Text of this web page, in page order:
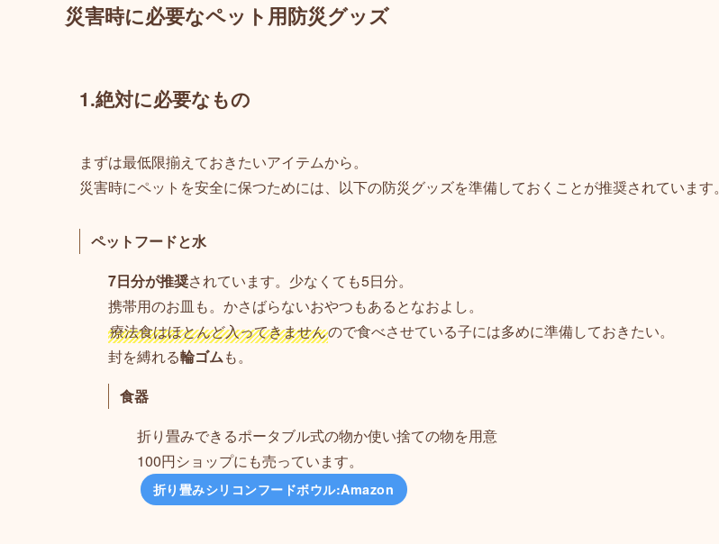
災害時に必要なペット用防災グッズ
1.絶対に必要なもの
まずは最低限揃えておきたいアイテムから。
災害時にペットを安全に保つためには、以下の防災グッズを準備しておくことが推奨されています。
ペットフードと水
7日分が推奨されています。少なくても5日分。
携帯用のお皿も。かさばらないおやつもあるとなおよし。
療法食はほとんど入ってきませんので食べさせている子には多めに準備しておきたい。
封を縛れる輪ゴムも。
食器
折り畳みできるポータブル式の物か使い捨ての物を用意
100円ショップにも売っています。
折り畳みシリコンフードボウル:Amazon